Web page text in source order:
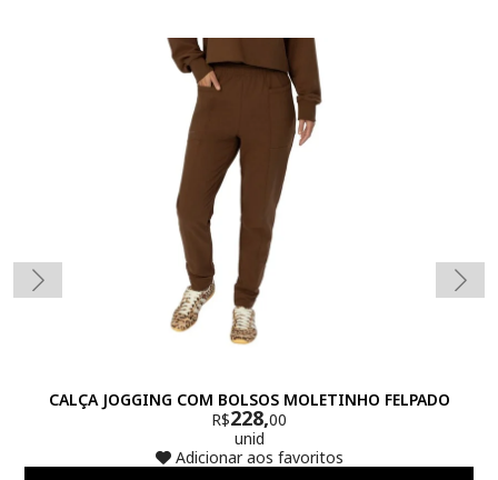
CALÇA JOGGING COM BOLSOS MOLETINHO FELPADO
R$228,00
unid
Adicionar aos favoritos